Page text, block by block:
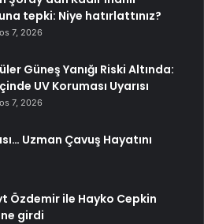
tepki: Niye hatırlattınız?
7, 2026
Güneş Yanığı Riski Altında:
UV Koruması Uyarısı
7, 2026
Uzman Çavuş Hayatını
Özdemir ile Hayko Cepkin
girdi